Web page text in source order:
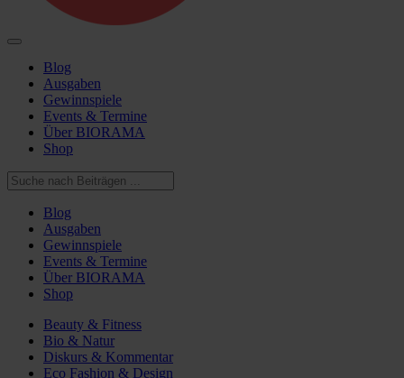
Blog
Ausgaben
Gewinnspiele
Events & Termine
Über BIORAMA
Shop
Blog
Ausgaben
Gewinnspiele
Events & Termine
Über BIORAMA
Shop
Beauty & Fitness
Bio & Natur
Diskurs & Kommentar
Eco Fashion & Design